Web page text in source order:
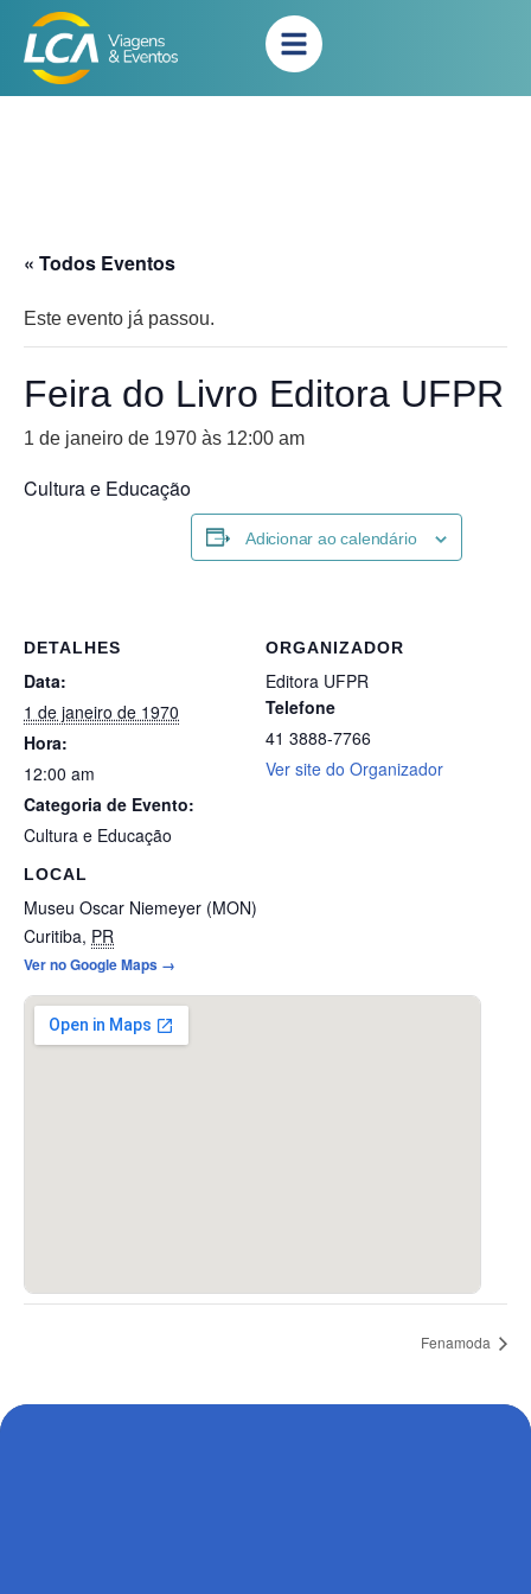
« Todos Eventos
Este evento já passou.
Feira do Livro Editora UFPR
1 de janeiro de 1970 às 12:00 am
Cultura e Educação
Adicionar ao calendário
DETALHES
Data:
1 de janeiro de 1970
Hora:
12:00 am
Categoria de Evento:
Cultura e Educação
LOCAL
Museu Oscar Niemeyer (MON)
Curitiba, PR
Ver no Google Maps →
ORGANIZADOR
Editora UFPR
Telefone
41 3888-7766
Ver site do Organizador
Fenamoda